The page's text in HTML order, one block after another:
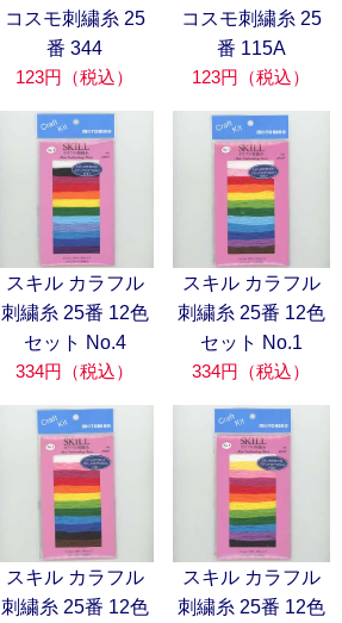
コスモ刺繍糸 25
番 344
123円（税込）
コスモ刺繍糸 25
番 115A
123円（税込）
スキル カラフル
刺繍糸 25番 12色
セット No.4
334円（税込）
スキル カラフル
刺繍糸 25番 12色
セット No.1
334円（税込）
スキル カラフル
刺繍糸 25番 12色
スキル カラフル
刺繍糸 25番 12色